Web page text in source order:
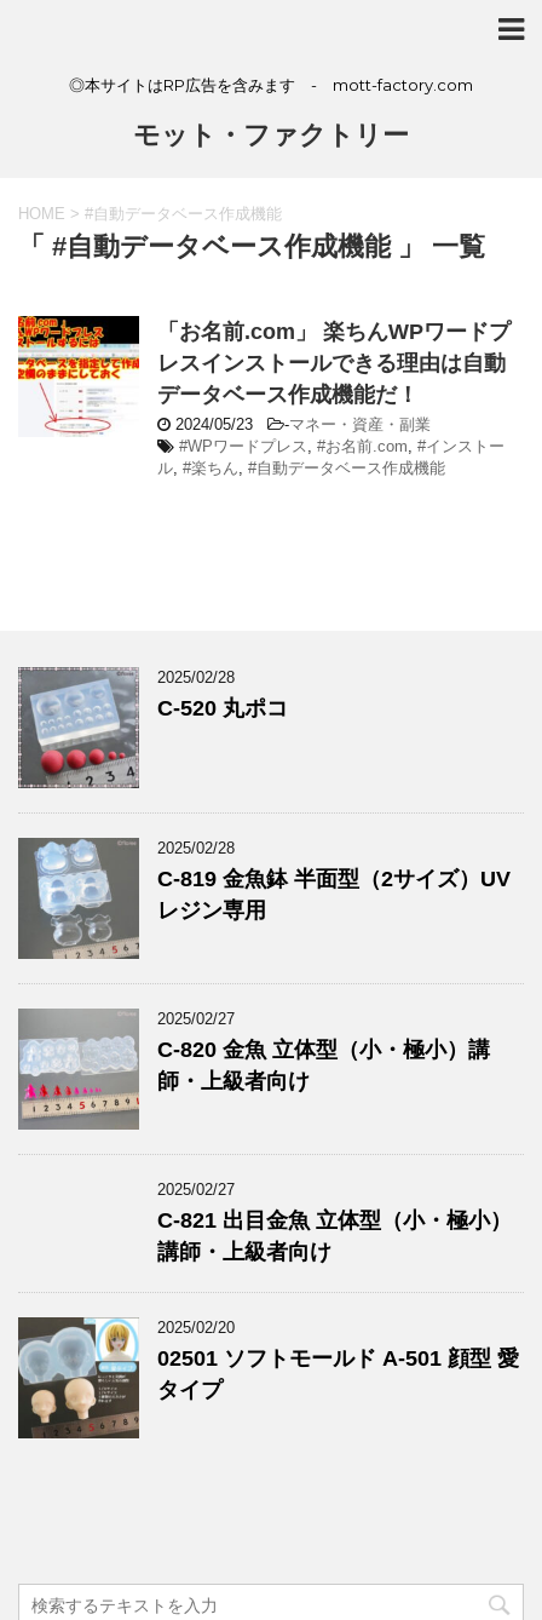
◎本サイトはRP広告を含みます - mott-factory.com
モット・ファクトリー
HOME > #自動データベース作成機能
「 #自動データベース作成機能 」 一覧
「お名前.com」 楽ちんWPワードプ
レスインストールできる理由は自動
データベース作成機能だ！
2024/05/23 -マネー・資産・副業
#WPワードプレス , #お名前.com, #インストー
ル, #楽ちん, #自動データベース作成機能
2025/02/28
C-520 丸ポコ
2025/02/28
C-819 金魚鉢 半面型（2サイズ）UV
レジン専用
2025/02/27
C-820 金魚 立体型（小・極小）講
師・上級者向け
2025/02/27
C-821 出目金魚 立体型（小・極小）
講師・上級者向け
2025/02/20
02501 ソフトモールド A-501 顔型 愛
タイプ